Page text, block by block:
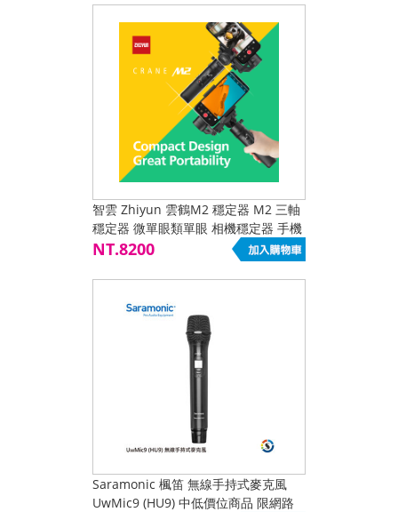
智雲 Zhiyun 雲鶴M2 穩定器 M2 三軸
穩定器 微單眼類單眼 相機穩定器 手機
NT.8200
Saramonic 楓笛 無線手持式麥克風
UwMic9 (HU9) 中低價位商品 限網路